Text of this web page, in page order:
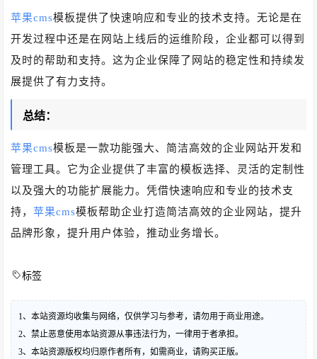
苹果cms模板提供了快速响应和专业的技术支持。无论是在
开发过程中还是在网站上线后的运维阶段，企业都可以得到
及时的帮助和支持。这为企业保障了网站的稳定性和持续发
展提供了有力支持。
总结：
苹果cms模板是一款功能强大、简洁高效的企业网站开发和
管理工具。它为企业提供了丰富的模板选择、灵活的定制性
以及强大的功能扩展能力。凭借快速响应和专业的技术支
持，苹果cms模板帮助企业打造简洁高效的企业网站，提升
品牌形象，提升用户体验，推动业务增长。
标签
1、本站资源均收集与网络，仅供学习与参考，请勿用于商业用途。
2、禁止恶意使用本站资源从事违法行为，一律用于者承担。
3、本站资源版权均归原作者所有，如需商业，请购买正版。